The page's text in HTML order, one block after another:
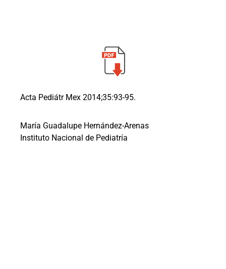
Acta Pediátr Mex 2014;35:93-95.
María Guadalupe Hernández-Arenas
Instituto Nacional de Pediatría